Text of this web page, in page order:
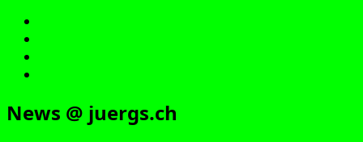
News @ juergs.ch